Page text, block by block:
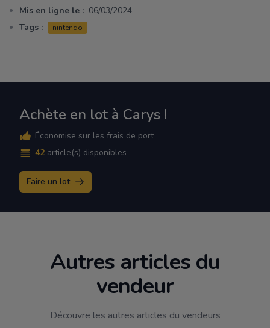
Mis en ligne le : 06/03/2024
Tags :
nintendo
Achète en lot à Carys !
Économise sur les frais de port
42 article(s) disponibles
Faire un lot
Autres articles du
vendeur
Découvre les autres articles du vendeurs